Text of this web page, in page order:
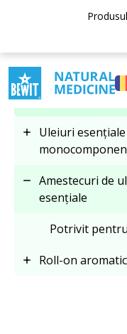
Amestecuri de
esențiale
Uleiuri esențiale
Amestecuri de
esențiale
Potrivit pentru
Roll-on aromatic